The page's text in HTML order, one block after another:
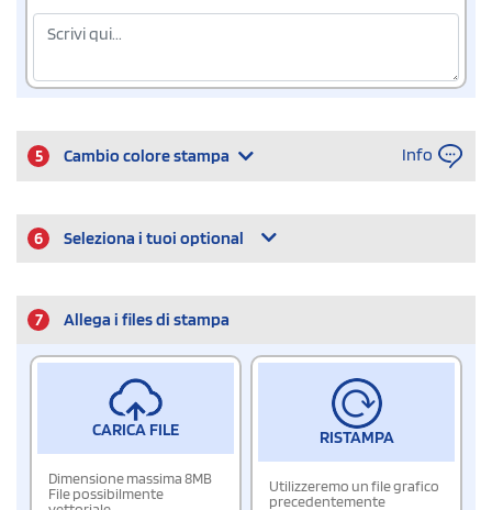
5 Cambio colore stampa Info
6 Seleziona i tuoi optional
7 Allega i files di stampa
CARICA FILE
Dimensione massima 8MB
File possibilmente
RISTAMPA
Utilizzeremo un file grafico
precedentemente